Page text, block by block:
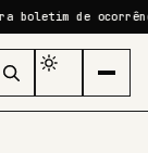
de ocorrência